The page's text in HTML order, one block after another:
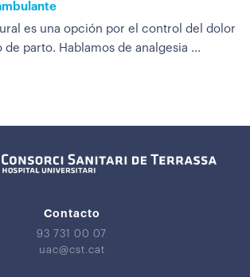
es una opción por el control del dolor
parto. Hablamos de analgesia ...
Contacto
93 731 00 07
uac@cst.cat